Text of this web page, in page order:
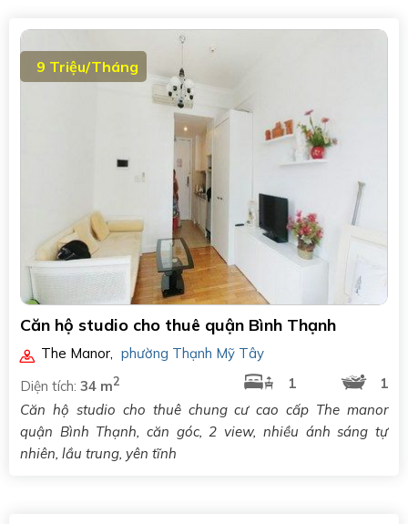
9 Triệu/Tháng
Căn hộ studio cho thuê quận Bình Thạnh
The Manor, phường Thạnh Mỹ Tây
Diện tích: 34 m2 1
1
Căn hộ studio cho thuê chung cư cao cấp The manor
quận Bình Thạnh, căn góc, 2 view, nhiều ánh sáng tự
nhiên, lầu trung, yên tĩnh